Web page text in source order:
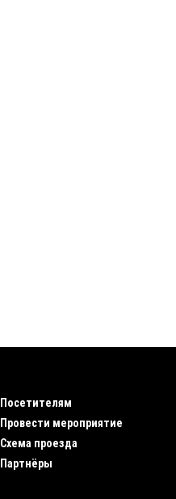
Посетителям
Провести мероприятие
Схема проезда
Партнёры